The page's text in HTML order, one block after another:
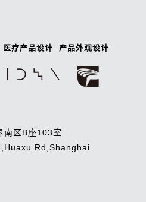
医疗产品设计 产品外观设计
南区B座103室
Rd,Shanghai